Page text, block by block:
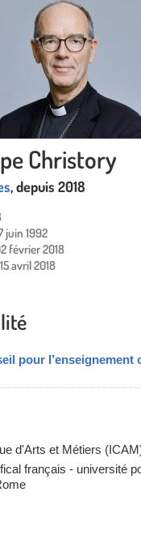
Christory
, depuis 2018
juin 1992
février 2018
avril 2018
pour l’enseignement
d'Arts et Métiers
français - université